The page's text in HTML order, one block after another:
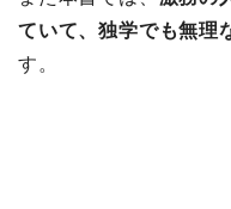
ていて、独学でも無理
す。